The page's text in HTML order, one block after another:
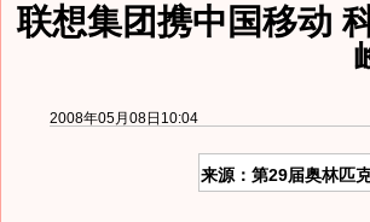
联想集团携中国移动
2008年05月08日10:04
来源：第29届奥林匹